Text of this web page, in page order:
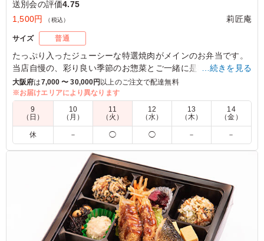
送別会の評価4.75
1,500円
（税込） 莉匠庵
サイズ 普通
たっぷり入ったジューシーな特選焼肉がメインのお弁当です。
当店自慢の、彩り良い季節のお惣菜とご一緒に是非お召し上が
り下さい。
5.0
おかずの種類が沢山あり、味付けもそれぞれ工夫がされて
いてよかった。焼肉のお肉は柔らかく味付けも濃すぎず良
かった。ご飯もめいっぱい入っていて食べ応えがあった
が、焼肉なので、半分白ご飯でもいいかなと思った。
ご利用シーン：懇親会›送別会
大阪府大阪市天王寺区生玉寺町2025/11/07
…続きを見る
大阪府は7,000 〜 30,000円以上のご注文で配達無料
※お届けエリアにより異なります
9
（日）
10
（月）
11
（火）
12
（水）
13
（木）
14
（金）
休 － ◯ ◯ － －